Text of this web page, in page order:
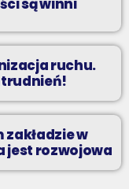
są winni
ruchu.
w
jest rozwojowa